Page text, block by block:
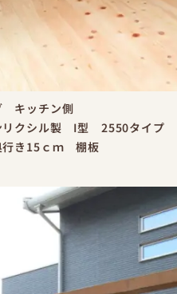
キッチン側
リクシル製 I型 2550タイプ
き15ｃｍ 棚板